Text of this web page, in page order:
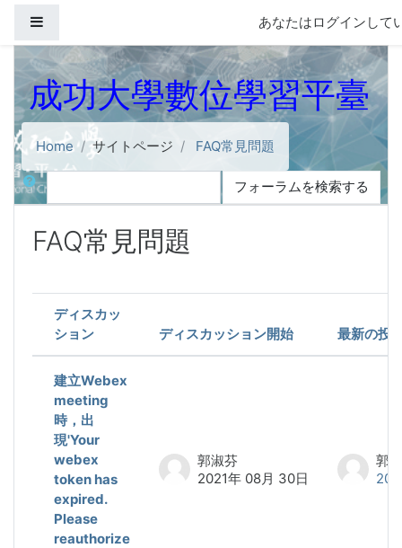
あなたはログインして
成功大學數位學習平臺
Home サイトページ
FAQ常見問題
検索
フォーラムを検索する
FAQ常見問題
ステータス
ディスカッ
ション
ディスカッション開始 最新の投
建立Webex
meeting
時，出
現'Your
webex
token has
expired.
Please
reauthorize
郭淑芬
2021年 08月 30日
郭